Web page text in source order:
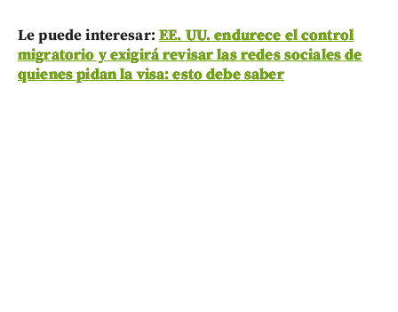
Le puede interesar: EE. UU. endurece el control
migratorio y exigirá revisar las redes sociales de
quienes pidan la visa: esto debe saber